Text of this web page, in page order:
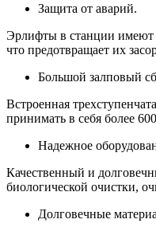
Защита от аварий.
Эрлифты в станции имеют
что предотвращает их
Большой залповый
Встроенная
принимать в себя более
Надежное
Качественный и
биологической очистки,
Долговечные